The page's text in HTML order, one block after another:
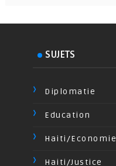
SUJETS
Diplomatie
Education
Haiti/Economie
Haiti/Justice